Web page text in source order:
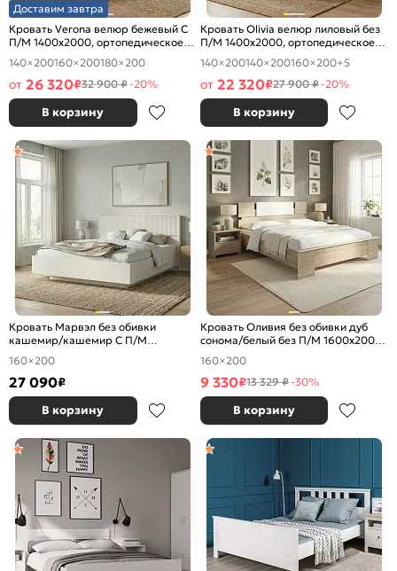
Доставим завтра
Кровать Verona велюр бежевый С
П/М 1400x2000, ортопедическое
основание, изголовье мягкое
140×200160×200180×200
от 26 320₽32 900 ₽-20%
В корзину
Кровать Olivia велюр лиловый без
П/М 1400x2000, ортопедическое
основание, изголовье мягкое
140×200140×200160×200+5
от 22 320₽27 900 ₽-20%
В корзину
Кровать Марвэл без обивки
кашемир/кашемир С П/М
1600x2000, ортопедическое
основание, изголовье жесткое
160×200
27 090₽
В корзину
Кровать Оливия без обивки дуб
сонома/белый без П/М 1600x2000,
изголовье жесткое
160×200
9 330₽13 329 ₽-30%
В корзину